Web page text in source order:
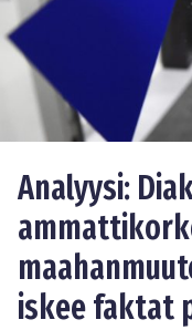
Analyysi:
iskee faktat